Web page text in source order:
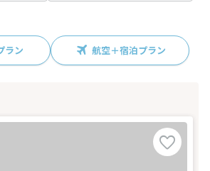
ラン 航空＋宿泊プラン